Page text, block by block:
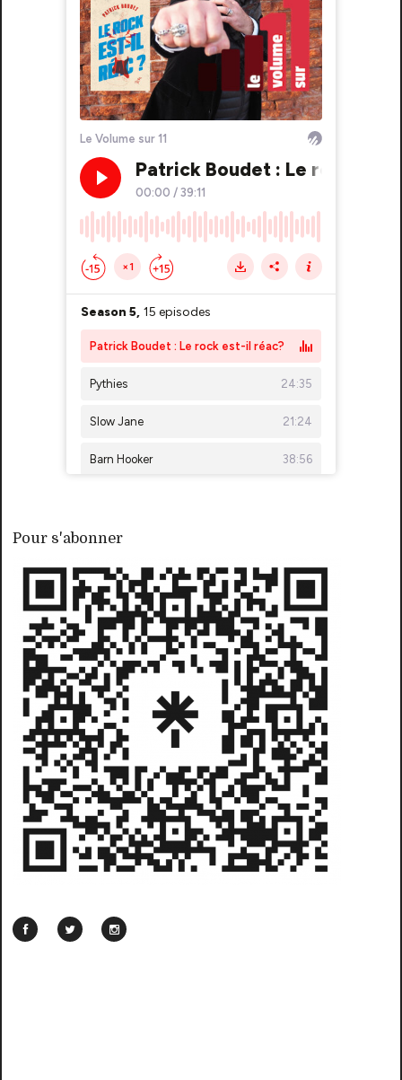
Pour s'abonner